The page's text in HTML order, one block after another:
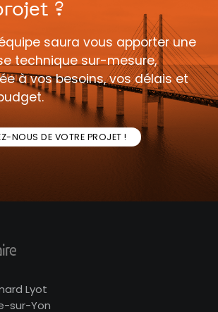
?
saura vous apporter une
technique sur-mesure,
à vos besoins, vos délais et
NOUS DE VOTRE PROJET !
Lyot
sur-Yon